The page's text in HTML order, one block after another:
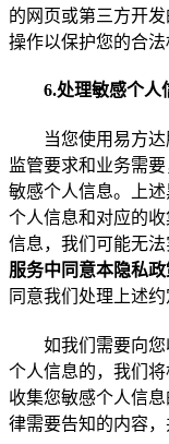
的网页或第三方开
操作以保护您的合法
6.处理敏感个人
当您使用易方
监管要求和业务需
敏感个人信息。上
个人信息和对应的
信息，我们可能无法
服务中同意本隐私政
同意我们处理上述
如我们需要向
个人信息的，我们
收集您敏感个人信
律需要告知的内容，